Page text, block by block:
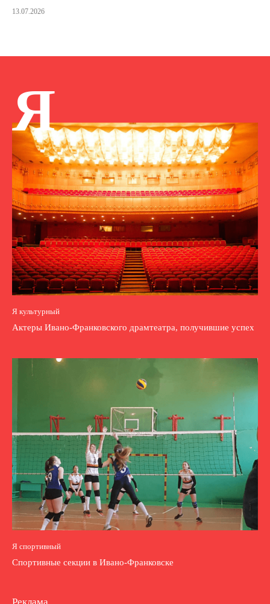
13.07.2026
Я
Я культурный
Актеры Ивано-Франковского драмтеатра, получившие успех
Я спортивный
Спортивные секции в Ивано-Франковске